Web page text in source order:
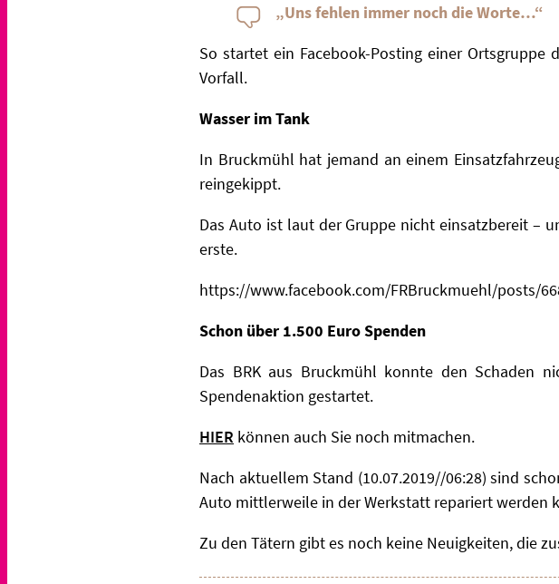
„Uns fehlen immer noch die Worte…“
So startet ein Facebook-Posting einer Ortsgruppe
Vorfall.
Wasser im Tank
In Bruckmühl hat jemand an einem
reingekippt.
Das Auto ist laut der Gruppe nicht einsatzbereit –
erste.
https://www.facebook.com/FRBruckmuehl/posts/
Schon über 1.500 Euro Spenden
Das BRK aus Bruckmühl konnte den Schaden
Spendenaktion gestartet.
HIER können auch Sie noch mitmachen.
Nach aktuellem Stand (10.07.2019//06:28) sind
Auto mittlerweile in der Werkstatt repariert werden
Zu den Tätern gibt es noch keine Neuigkeiten, die